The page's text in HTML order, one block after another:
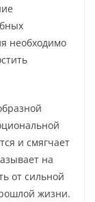
необходимо
и смягчает
на
от сильной
жизни.